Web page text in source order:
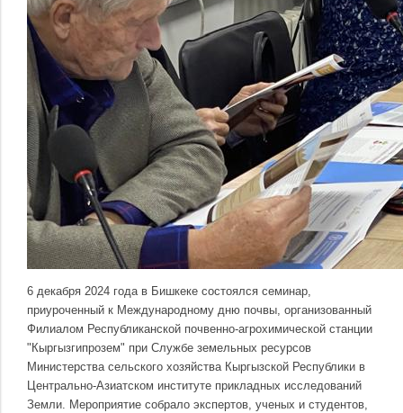
6 декабря 2024 года в Бишкеке состоялся семинар,
приуроченный к Международному дню почвы, организованный
Филиалом Республиканской почвенно-агрохимической станции
"Кыргызгипрозем" при Службе земельных ресурсов
Министерства сельского хозяйства Кыргызской Республики в
Центрально-Азиатском институте прикладных исследований
Земли. Мероприятие собрало экспертов, ученых и студентов,